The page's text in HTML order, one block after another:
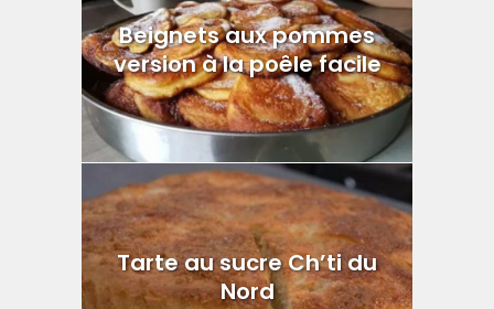
Beignets aux pommes
version à la poêle facile
Tarte au sucre Ch’ti du
Nord